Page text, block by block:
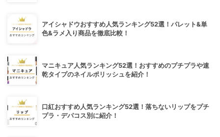
アイシャドウおすすめ人気ランキング52選！パレット&単
色&ラメ入り商品を徹底比較！
マニキュア人気ランキング52選！おすすめのプチプラや速
乾タイプのネイルポリッシュを紹介！
口紅おすすめ人気ランキング52選！落ちないリップをプチ
プラ・デパコス別に紹介！